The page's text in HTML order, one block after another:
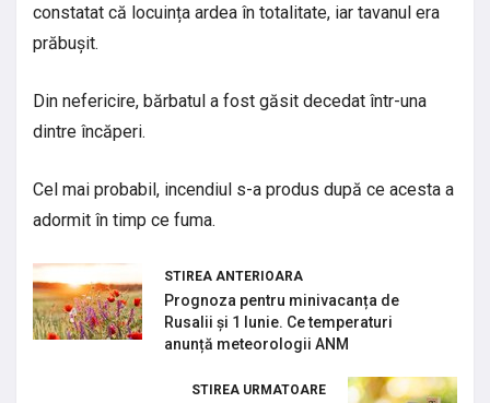
constatat că locuința ardea în totalitate, iar tavanul era
prăbușit.
Din nefericire, bărbatul a fost găsit decedat într-una
dintre încăperi.
Cel mai probabil, incendiul s-a produs după ce acesta a
adormit în timp ce fuma.
STIREA ANTERIOARA
Prognoza pentru minivacanța de
Rusalii și 1 Iunie. Ce temperaturi
anunță meteorologii ANM
STIREA URMATOARE